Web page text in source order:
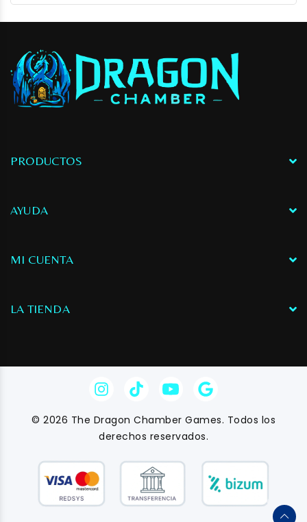
PRODUCTOS
AYUDA
MI CUENTA
LA TIENDA
© 2026 The Dragon Chamber Games. Todos los
derechos reservados.